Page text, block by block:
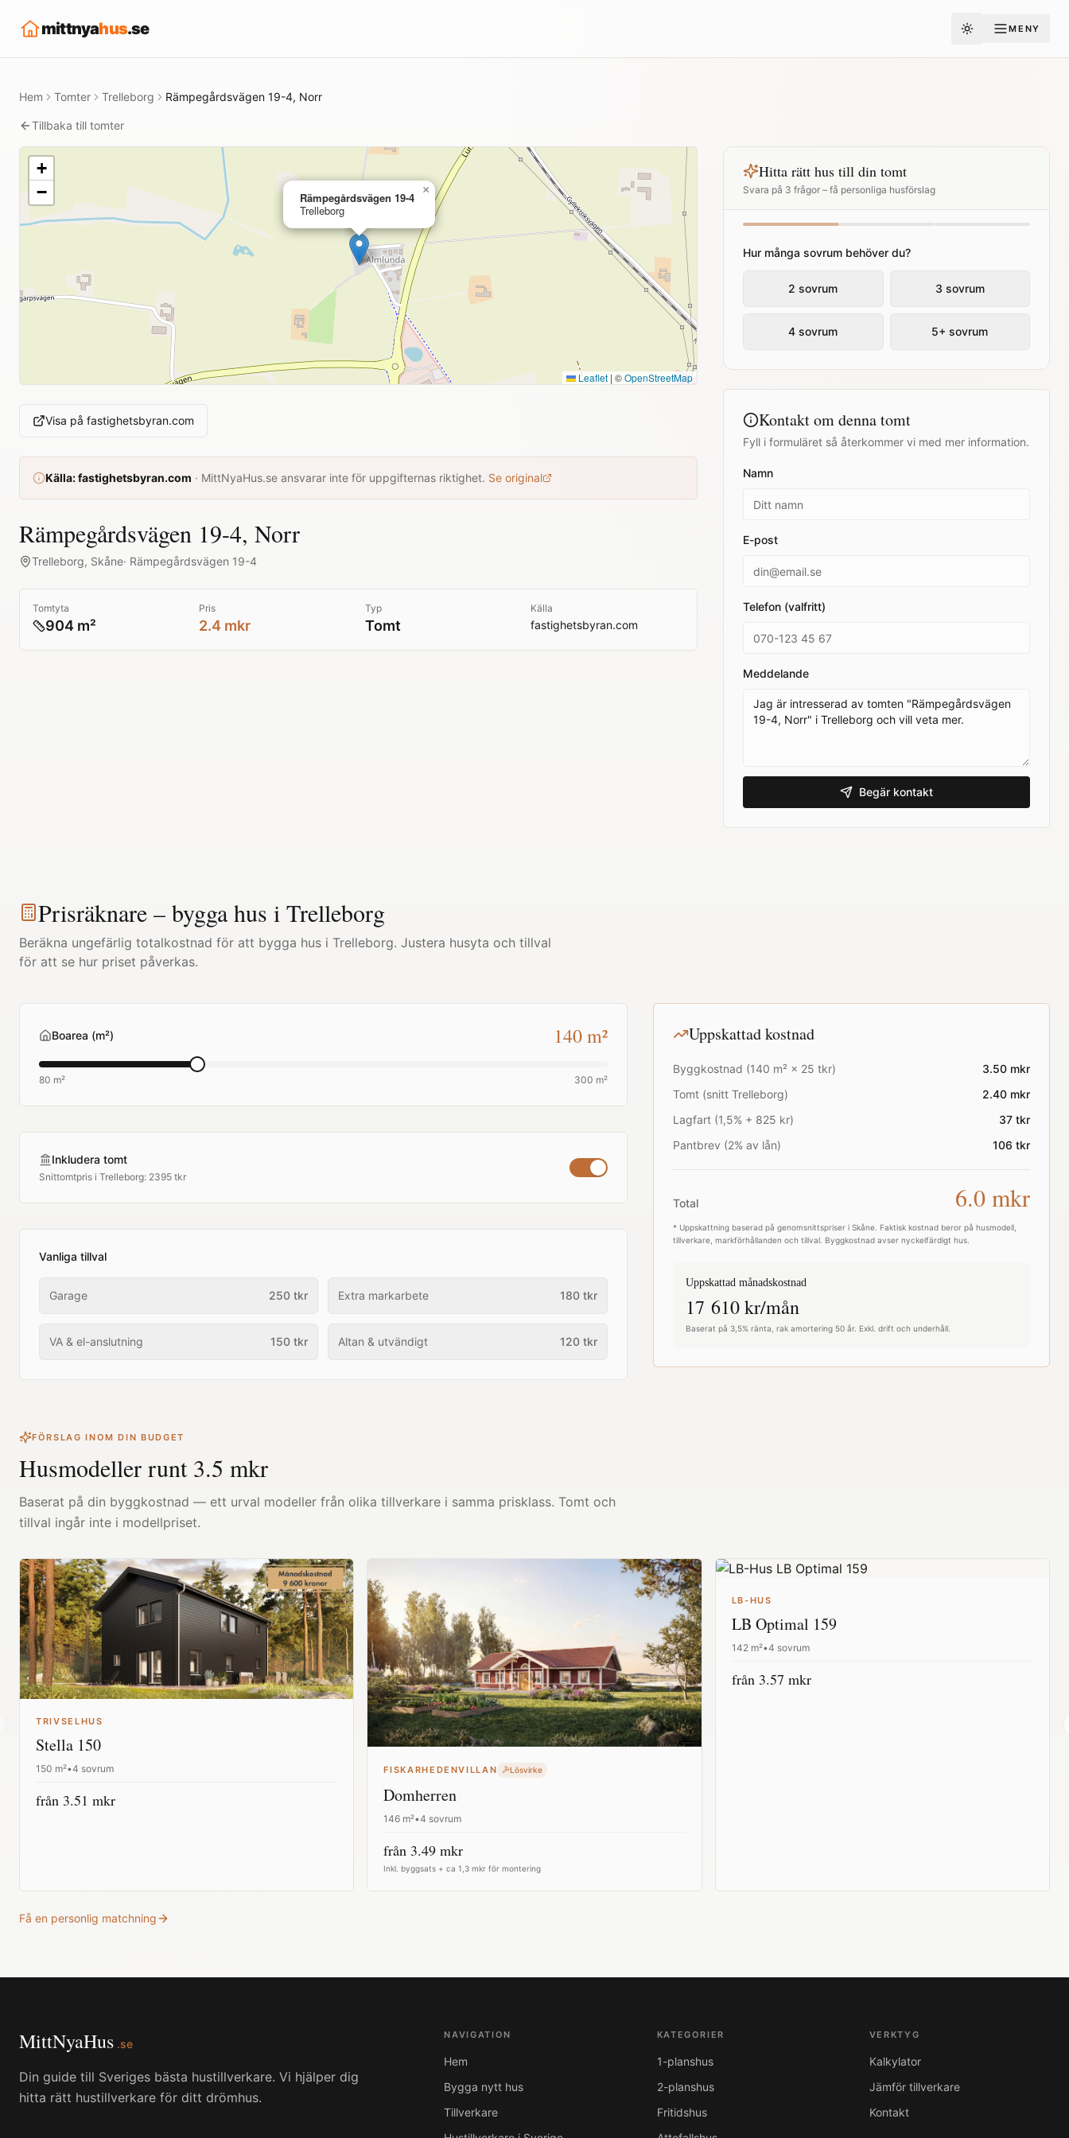
mittnyahus.se Toggle theme
MENY
Hem Tomter Trelleborg Rämpegårdsvägen 19-4, Norr
Tillbaka till tomter
Rämpegårdsvägen 19-4
Trelleborg
×
+
−
Leaflet | ©OpenStreetMap
Visa på fastighetsbyran.com
Källa:fastighetsbyran.com · MittNyaHus.se ansvarar inte för uppgifternas riktighet. Se original
Rämpegårdsvägen 19-4, Norr
Trelleborg, Skåne· Rämpegårdsvägen 19-4
Tomtyta
904 m²
Pris
2.4 mkr
Typ
Tomt
Källa
fastighetsbyran.com
Hitta rätt hus till din tomt
Svara på 3 frågor – få personliga husförslag
Hur många sovrum behöver du?
2 sovrum 3 sovrum
4 sovrum 5+ sovrum
Kontakt om denna tomt
Fyll i formuläret så återkommer vi med mer information.
Namn
E-post
Telefon (valfritt)
Meddelande
Begär kontakt
Prisräknare – bygga hus i Trelleborg
Beräkna ungefärlig totalkostnad för att bygga hus i Trelleborg. Justera husyta och tillval
för att se hur priset påverkas.
Boarea (m²) 140m²
80 m² 300 m²
Inkludera tomt
Snittomtpris i Trelleborg: 2395 tkr
Vanliga tillval
Garage 250 tkr Extra markarbete 180tkr
VA & el-anslutning 150 tkr Altan & utvändigt 120tkr
Uppskattad kostnad
Byggkostnad (140 m² × 25 tkr) 3.50mkr
Tomt (snitt Trelleborg) 2.40mkr
Lagfart (1,5% + 825 kr)
37tkr
Pantbrev (2% av lån)
106 tkr
Total 6.0mkr
* Uppskattning baserad på genomsnittspriser i Skåne. Faktisk kostnad beror på husmodell,
tillverkare, markförhållanden och tillval. Byggkostnad avser nyckelfärdigt hus.
Uppskattad månadskostnad
17 610kr/mån
Baserat på 3,5% ränta, rak amortering 50 år. Exkl. drift och underhåll.
FÖRSLAG INOM DIN BUDGET
Husmodeller runt 3.5 mkr
Baserat på din byggkostnad — ett urval modeller från olika tillverkare i samma prisklass. Tomt och
tillval ingår inte i modellpriset.
TRIVSELHUS
Stella 150
150 m²•4 sovrum
från 3.51 mkr
FISKARHEDENVILLAN Lösvirke
Domherren
146 m²•4 sovrum
från 3.49 mkr
Inkl. byggsats + ca 1,3 mkr för montering
LB-HUS
LB Optimal 159
142m²•4 sovrum
från 3.57 mkr
Få en personlig matchning
MittNyaHus .se
Din guide till Sveriges bästa hustillverkare. Vi hjälper dig
hitta rätt hustillverkare för ditt drömhus.
NAVIGATION
Hem
Bygga nytt hus
Tillverkare
KATEGORIER
1-planshus
2-planshus
Fritidshus
VERKTYG
Kalkylator
Jämför tillverkare
Kontakt